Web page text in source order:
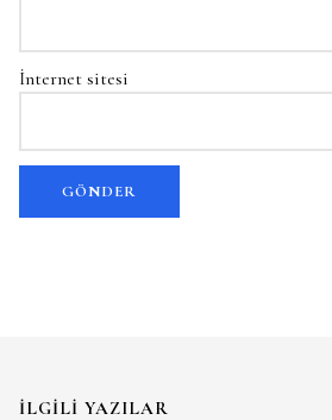
İnternet sitesi
İLGILI YAZILAR